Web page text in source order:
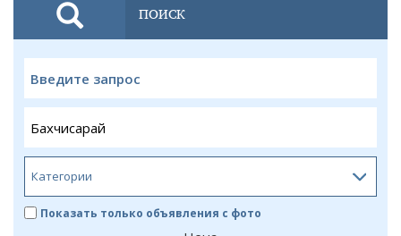
ПОИСК
Показать только объявления с фото